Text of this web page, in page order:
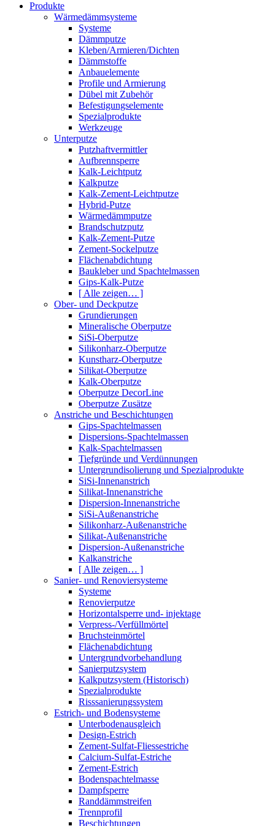
Produkte
Wärmedämmsysteme
Systeme
Dämmputze
Kleben/Armieren/Dichten
Dämmstoffe
Anbauelemente
Profile und Armierung
Dübel mit Zubehör
Befestigungselemente
Spezialprodukte
Werkzeuge
Unterputze
Putzhaftvermittler
Aufbrennsperre
Kalk-Leichtputz
Kalkputze
Kalk-Zement-Leichtputze
Hybrid-Putze
Wärmedämmputze
Brandschutzputz
Kalk-Zement-Putze
Zement-Sockelputze
Flächenabdichtung
Baukleber und Spachtelmassen
Gips-Kalk-Putze
[ Alle zeigen… ]
Ober- und Deckputze
Grundierungen
Mineralische Oberputze
SiSi-Oberputze
Silikonharz-Oberputze
Kunstharz-Oberputze
Silikat-Oberputze
Kalk-Oberputze
Oberputze DecorLine
Oberputze Zusätze
Anstriche und Beschichtungen
Gips-Spachtelmassen
Dispersions-Spachtelmassen
Kalk-Spachtelmassen
Tiefgründe und Verdünnungen
Untergrundisolierung und Spezialprodukte
SiSi-Innenanstrich
Silikat-Innenanstriche
Dispersion-Innenanstriche
SiSi-Außenanstriche
Silikonharz-Außenanstriche
Silikat-Außenanstriche
Dispersion-Außenanstriche
Kalkanstriche
[ Alle zeigen… ]
Sanier- und Renoviersysteme
Systeme
Renovierputze
Horizontalsperre und- injektage
Verpress-/Verfüllmörtel
Bruchsteinmörtel
Flächenabdichtung
Untergrundvorbehandlung
Sanierputzsystem
Kalkputzsystem (Historisch)
Spezialprodukte
Risssanierungssystem
Estrich- und Bodensysteme
Unterbodenausgleich
Design-Estrich
Zement-Sulfat-Fliessestriche
Calcium-Sulfat-Estriche
Zement-Estrich
Bodenspachtelmasse
Dampfsperre
Randdämmstreifen
Trennprofil
Beschichtungen